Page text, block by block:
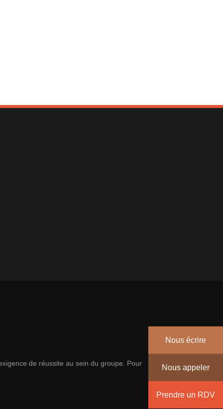
de réussite au sein du groupe. Pour
Nous écrire
Nous appeler
Prendre un RDV